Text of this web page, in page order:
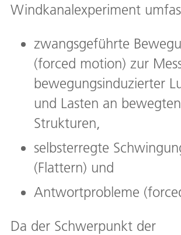
Windkanalexperiment
zwangsgeführte
(forced motion) zur
bewegungsinduzierter
und Lasten an bewegten
Strukturen,
selbsterregte
(Flattern) und
Antwortprobleme
Da der Schwerpunkt der